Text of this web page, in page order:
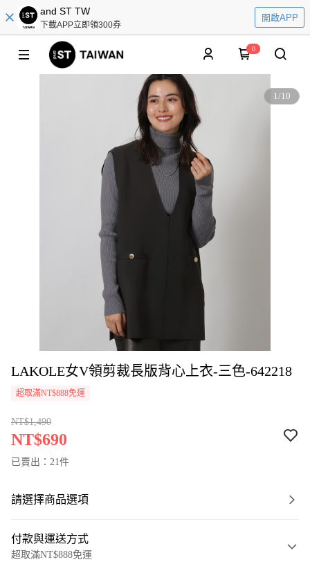
and ST TW
下載APP立即領300券
開啟APP
0
1/10
LAKOLE女V領剪裁長版背心上衣-三色-642218
超取滿NT$888免運
NT$1,490
NT$690
已賣出：21件
請選擇商品選項
付款與運送方式
超取滿NT$888免運